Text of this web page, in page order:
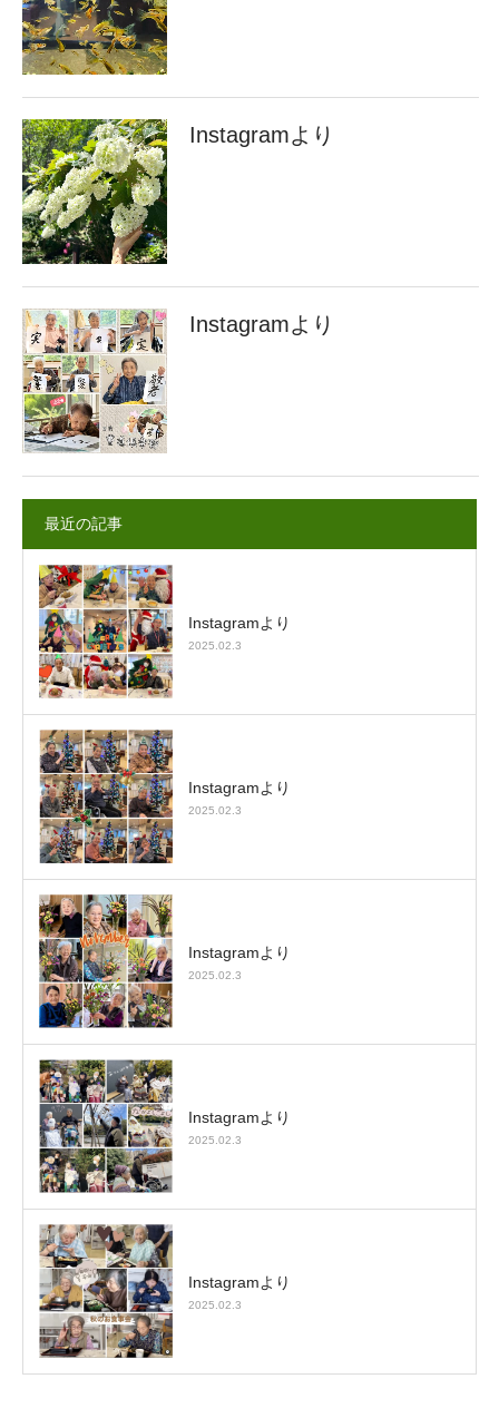
Instagramより
Instagramより
最近の記事
Instagramより
2025.02.3
Instagramより
2025.02.3
Instagramより
2025.02.3
Instagramより
2025.02.3
Instagramより
2025.02.3